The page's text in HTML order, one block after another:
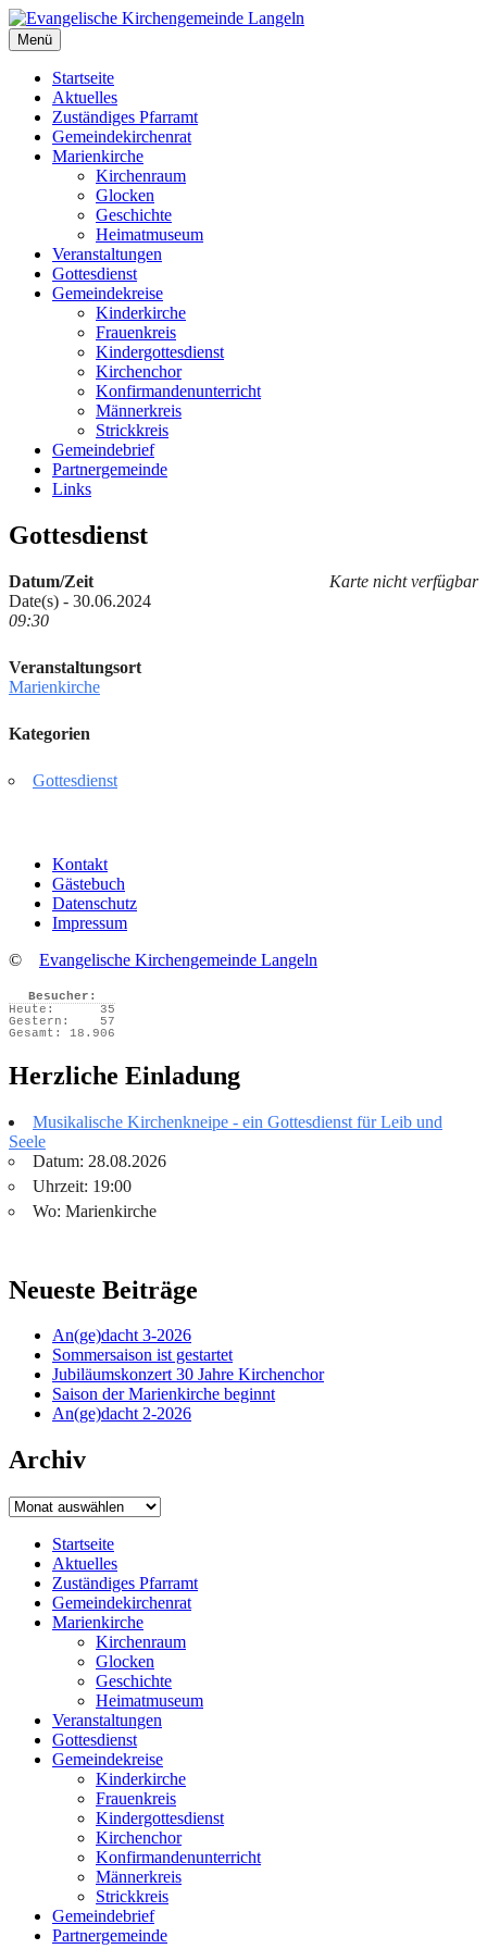
Zum
Inhalt
springen
Evangelische Kirchengemeinde Langeln
Evangelische Kirchengemeinde Langeln
Menü
Startseite
Aktuelles
Zuständiges Pfarramt
Gemeindekirchenrat
Marienkirche
Kirchenraum
Glocken
Geschichte
Heimatmuseum
Veranstaltungen
Gottesdienst
Gemeindekreise
Kinderkirche
Frauenkreis
Kindergottesdienst
Kirchenchor
Konfirmandenunterricht
Männerkreis
Strickkreis
Gemeindebrief
Partnergemeinde
Links
Gottesdienst
Karte nicht verfügbar
Datum/Zeit
Date(s) - 30.06.2024
09:30
Veranstaltungsort
Marienkirche
Kategorien
Gottesdienst
Kontakt
Gästebuch
Datenschutz
Impressum
© Evangelische Kirchengemeinde Langeln
Besucher:
Heute:
35
Gestern:
57
Gesamt:
18.906
Herzliche Einladung
Musikalische Kirchenkneipe - ein Gottesdienst für Leib und
Seele
Datum: 28.08.2026
Uhrzeit: 19:00
Wo: Marienkirche
Neueste Beiträge
An(ge)dacht 3-2026
Sommersaison ist gestartet
Jubiläumskonzert 30 Jahre Kirchenchor
Saison der Marienkirche beginnt
An(ge)dacht 2-2026
Archiv
Archiv
Startseite
Aktuelles
Zuständiges Pfarramt
Gemeindekirchenrat
Marienkirche
Kirchenraum
Glocken
Geschichte
Heimatmuseum
Veranstaltungen
Gottesdienst
Gemeindekreise
Kinderkirche
Frauenkreis
Kindergottesdienst
Kirchenchor
Konfirmandenunterricht
Männerkreis
Strickkreis
Gemeindebrief
Partnergemeinde